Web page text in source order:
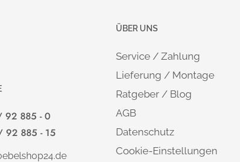
92 885 - 0
885 - 15
ÜBER UNS
Service / Zahlung
Lieferung / Montage
Ratgeber / Blog
AGB
Datenschutz
Cookie-Einstellungen